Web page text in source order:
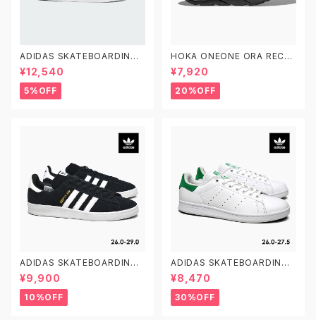
ADIDAS SKATEBOARDING
GAZELLE ADV FX6563 23.0
-29.0 アディダス スケートボー
ディング ガゼルADV スエード
黒白
¥12,540
5%OFF
HOKA ONEONE ORA RECO
VERY SLIDE 3 ホカオネオネ
オラ リカバリー スライド 3 109
9675 BDGGR メンズ リカバリ
ーサンダル
¥7,920
20%OFF
ADIDAS SKATEBOARDING
CAMPUS ADV B22716 26.0
-29.0 アディダス スケートボー
ディング キャンパスADV
¥9,900
10%OFF
ADIDAS SKATEBOARDING
STAN SMITH ADV GX9753
26.0-27.5 アディダス スケート
ボーディング スタンスミスADV
スケシュー
¥8,470
30%OFF